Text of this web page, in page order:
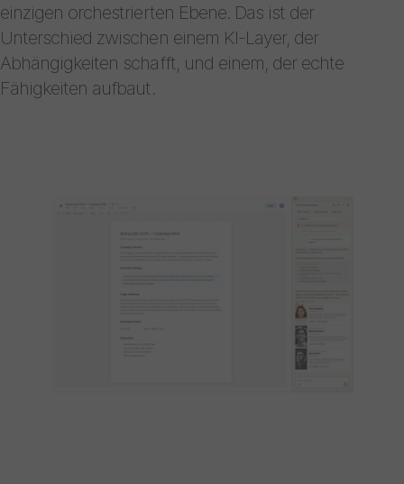
einzigen orchestrierten Ebene. Das ist der
Unterschied zwischen einem KI-Layer, der
Abhängigkeiten schafft, und einem, der echte
Fähigkeiten aufbaut.